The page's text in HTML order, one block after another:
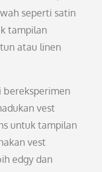
seperti satin
tampilan
atau linen
bereksperimen
vest
untuk tampilan
vest
edgy dan